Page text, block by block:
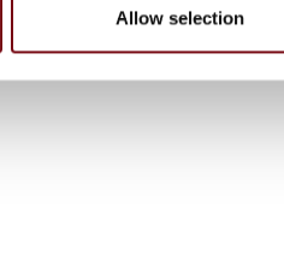
Allow selection